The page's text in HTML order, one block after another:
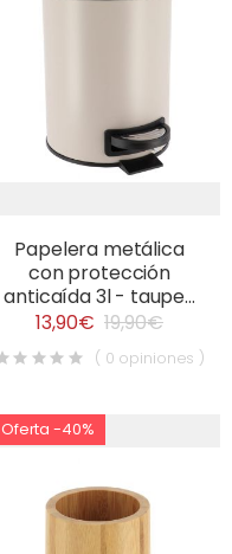
Papelera metálica
con protección
anticaída 3l - taupe...
13,90€ 19,90€
( 0 opiniones )
Oferta -40%